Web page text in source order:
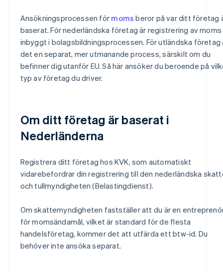
Ansökningsprocessen för moms beror på var ditt företag
baserat. För nederländska företag är registrering av moms
inbyggt i bolagsbildningsprocessen. För utländska företag
det en separat, mer utmanande process, särskilt om du
befinner dig utanför EU. Så här ansöker du beroende på
typ av företag du driver.
Om ditt företag är baserat i
Nederländerna
Registrera ditt företag hos KVK, som automatiskt
vidarebefordrar din registrering till den nederländska
och tullmyndigheten (Belastingdienst).
Om skattemyndigheten fastställer att du är en
för momsändamål, vilket är standard för de flesta
handelsföretag, kommer det att utfärda ett btw-id. Du
behöver inte ansöka separat.